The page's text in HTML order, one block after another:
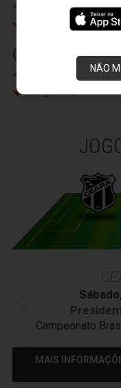
NÃO
Geovane
(3) 34' (2)
Campeonato
MAIS